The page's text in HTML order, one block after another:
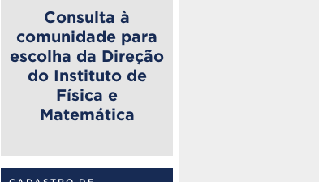
Consulta à
comunidade para
escolha da Direção
do Instituto de
Física e
Matemática